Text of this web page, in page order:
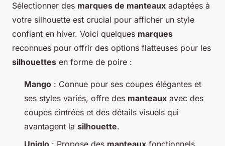
Sélectionner des marques de manteaux adaptées à
votre silhouette est crucial pour afficher un style
confiant en hiver. Voici quelques marques
reconnues pour offrir des options flatteuses pour les
silhouettes en forme de poire :
Mango : Connue pour ses coupes élégantes et
ses styles variés, offre des manteaux avec des
coupes cintrées et des détails visuels qui
avantagent la silhouette.
Uniqlo : Propose des manteaux fonctionnels